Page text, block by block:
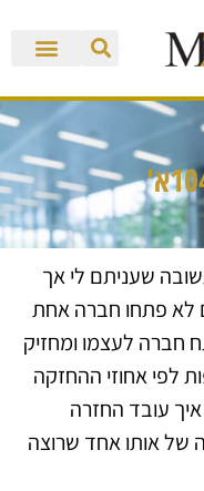
שעניתם לי אך
3 מהשותפים לא פתחו חברה אחת
חברה לעצמו ומחזיק
לפי אחוזי ההחזקה
עובד החזרה
של אותו אחד שרוצה